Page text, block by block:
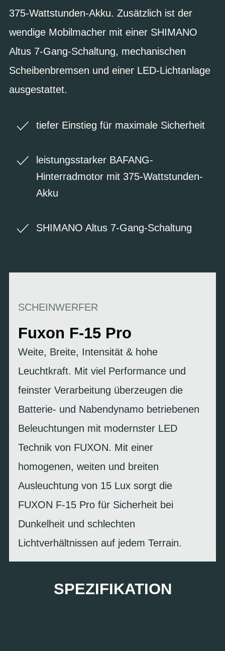
375-Wattstunden-Akku. Zusätzlich ist der
wendige Mobilmacher mit einer SHIMANO
Altus 7-Gang-Schaltung, mechanischen
Scheibenbremsen und einer LED-Lichtanlage
ausgestattet.
tiefer Einstieg für maximale Sicherheit
leistungsstarker BAFANG-
Hinterradmotor mit 375-Wattstunden-
Akku
SHIMANO Altus 7-Gang-Schaltung
SCHEINWERFER
Fuxon F-15 Pro
Weite, Breite, Intensität & hohe
Leuchtkraft. Mit viel Performance und
feinster Verarbeitung überzeugen die
Batterie- und Nabendynamo betriebenen
Beleuchtungen mit modernster LED
Technik von FUXON. Mit einer
homogenen, weiten und breiten
Ausleuchtung von 15 Lux sorgt die
FUXON F-15 Pro für Sicherheit bei
Dunkelheit und schlechten
Lichtverhältnissen auf jedem Terrain.
SPEZIFIKATION